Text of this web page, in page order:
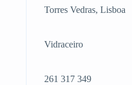
Torres Vedras, Lisboa
Vidraceiro
261 317 349